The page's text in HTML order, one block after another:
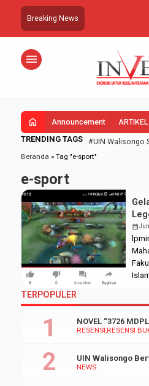
Breaking News
menu
home Announcement ARTIKEL
TRENDING TAGS #UIN Walisongo
Beranda » Tag "e-sport"
e-sport
calendar_month
TERPOPULER
RESENSI RESENSI
NOVEL “3726
NEWS
UIN Walisongo